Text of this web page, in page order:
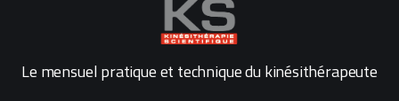
Le mensuel pratique et technique du kinésithérapeute